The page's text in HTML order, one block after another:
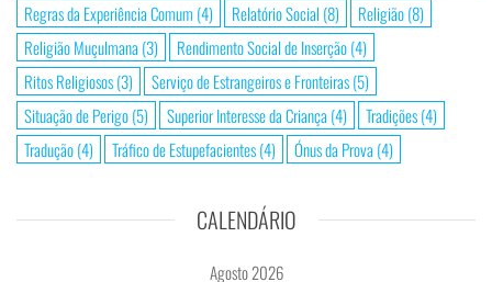
Regras da Experiência Comum (4) Relatório Social (8) Religião(8)
Religião Muçulmana (3) Rendimento Social de Inserção(4)
Ritos Religiosos(3) Serviço de Estrangeiros e Fronteiras(5)
Situação de Perigo(5) Superior Interesse da Criança (4) Tradições(4)
Tradução(4) Tráfico de Estupefacientes(4) Ónus da Prova (4)
CALENDÁRIO
Agosto 2026